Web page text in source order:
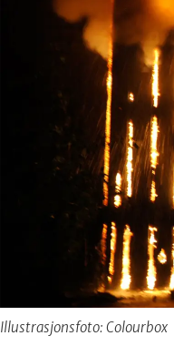
Illustrasjonsfoto: Colourbox